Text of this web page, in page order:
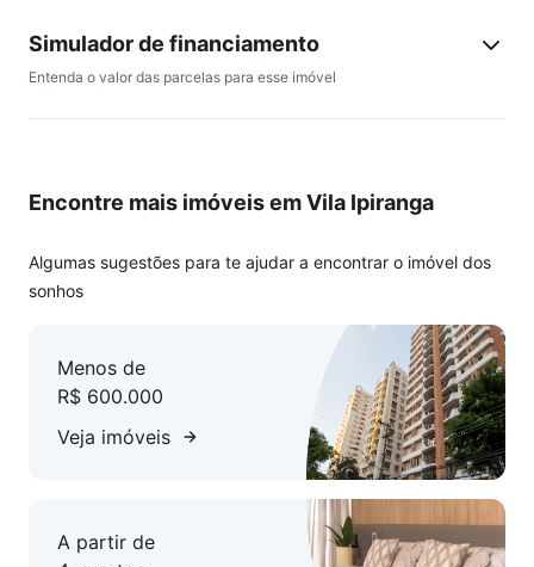
Duas vagas de garagem cobertas e escrituradas.
próxima a todos os recursos do dia a dia.
Estuda-se apartamento de 2 dormitórios na região como
com ótima infraestrutura comercial e excelente mobilidade
Colégio, Adventista e Bistek.Oportunidade única! Agende
sua visita.
Simulador de financiamento
Entenda o valor das parcelas para esse imóvel
Encontre mais imóveis em Vila Ipiranga
Algumas sugestões para te ajudar a encontrar o imóvel dos
sonhos
Menos de
R$ 600.000
Veja imóveis
A partir de